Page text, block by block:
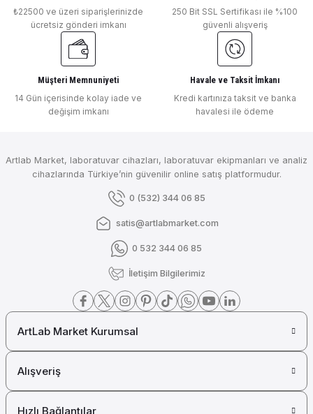
Gönder
Merck Millipore
Merck Tris (Hydroxymethyl) Aminomethane Tris LAB
Merck Millipore
Merck Toluene Extra Pure
Merck Millipore
Merck Titriplex II (ETDA)
Merck Millipore
Merck Thioglycolic Acid for Synthesis
Merck Sucrose for Microbiology
Merck Millipore
Merck Sodium Sulfate Anhydrous
Merck Millipore
₺22500 ve üzeri siparişlerinizde
ücretsiz gönderi imkanı
250 Bit SSL Sertifikası ile %100
güvenli alışveriş
Müşteri Memnuniyeti
14 Gün içerisinde kolay iade ve
değişim imkanı
Havale ve Taksit İmkanı
Kredi kartınıza taksit ve banka
havalesi ile ödeme
Artlab Market, laboratuvar cihazları, laboratuvar ekipmanları ve analiz
cihazlarında Türkiye’nin güvenilir online satış platformudur.
0 (532) 344 06 85
satis@artlabmarket.com
0 532 344 06 85
İletişim Bilgilerimiz
ArtLab Market Kurumsal
Alışveriş
Hızlı Bağlantılar